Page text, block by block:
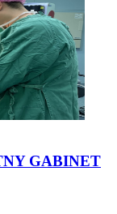
GABINET